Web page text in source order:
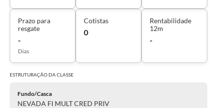
Prazo para
resgate
-
Dias
Cotistas
0
Rentabilidade
12m
-
ESTRUTURAÇÃO DACLASSE
Fundo/Casca
NEVADA FI MULT CRED PRIV